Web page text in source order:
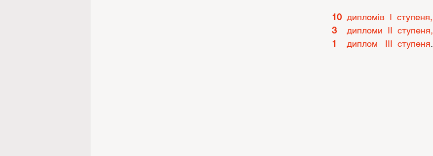
10
  дипломів  І  ступеня,
3
    дипломи  ІІ  ступеня,
1
    диплом   ІІІ  ступеня
.